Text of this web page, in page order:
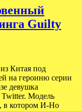
Guilty
Китая под
на героиню серии
девушка
Twitter. Модель
в котором И-Но